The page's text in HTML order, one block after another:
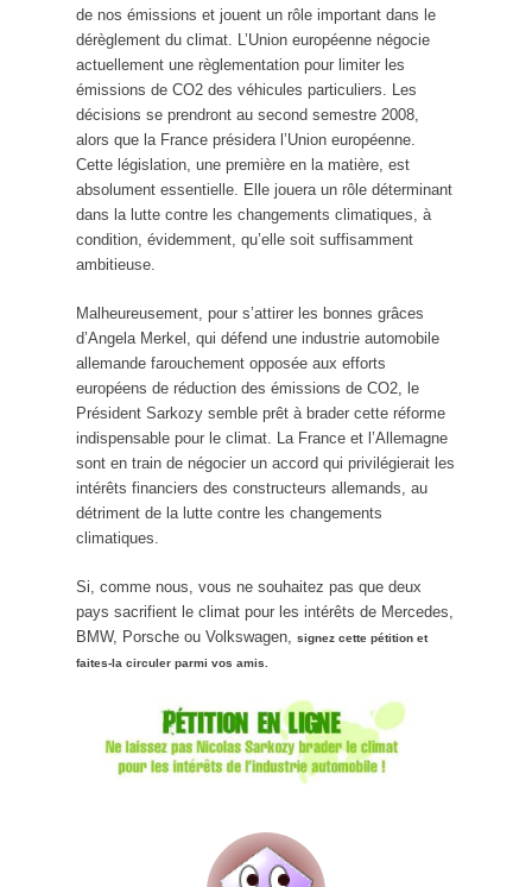
de nos émissions et jouent un rôle important dans le
dérèglement du climat. L’Union européenne négocie
actuellement une règlementation pour limiter les
émissions de CO2 des véhicules particuliers. Les
décisions se prendront au second semestre 2008,
alors que la France présidera l’Union européenne.
Cette législation, une première en la matière, est
absolument essentielle. Elle jouera un rôle déterminant
dans la lutte contre les changements climatiques, à
condition, évidemment, qu’elle soit suffisamment
ambitieuse.
Malheureusement, pour s’attirer les bonnes grâces
d’Angela Merkel, qui défend une industrie automobile
allemande farouchement opposée aux efforts
européens de réduction des émissions de CO2, le
Président Sarkozy semble prêt à brader cette réforme
indispensable pour le climat. La France et l’Allemagne
sont en train de négocier un accord qui privilégierait les
intérêts financiers des constructeurs allemands, au
détriment de la lutte contre les changements
climatiques.
Si, comme nous, vous ne souhaitez pas que deux
pays sacrifient le climat pour les intérêts de Mercedes,
BMW, Porsche ou Volkswagen,
signez cette pétition et
faites-la circuler parmi vos amis.